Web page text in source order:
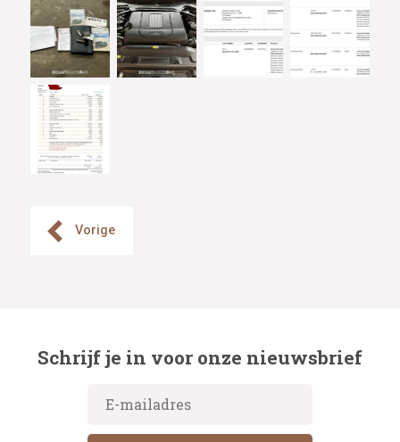
Vorige
Schrijf je in voor onze nieuwsbrief